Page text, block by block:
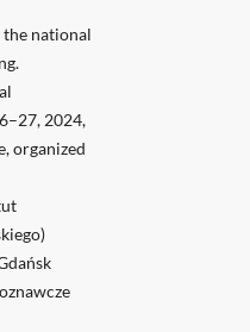
the national
2024,
organized